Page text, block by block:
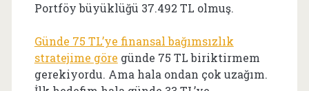
Portföy büyüklüğü 37.492 TL olmuş.
Günde 75 TL’ye finansal bağımsızlık
stratejime göre günde 75 TL biriktirmem
gerekiyordu. Ama hala ondan çok uzağım.